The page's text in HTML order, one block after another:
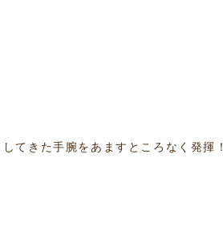
てきた手腕をあますところなく発揮！